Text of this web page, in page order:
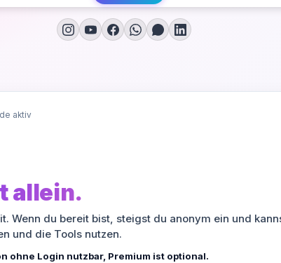
aktiv
allein.
Wenn du bereit bist, steigst du anonym ein und
und die Tools nutzen.
ohne Login nutzbar, Premium ist optional.